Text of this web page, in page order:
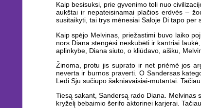
Kaip besisuksi, prie gyvenimo toli nuo
aukštai ir nepateisinamai plačios erdvės –
susitaikyti, tai trys mėnesiai Saloje Di tapo per
Kaip spėjo Melvinas, priežastimi buvo laiko
nors Diana stengėsi neskubėti ir kantriai
aplinkybe, Diana siuto, o kliūdavo, aišku,
Žinoma, protu jis suprato ir net priėmė jos
neverta ir burnos praverti. O Sandersas
Ledi Sju sučiupo šakniavaisiai-mutantai.
Tiesą sakant, Sandersą rado Diana. Melvinas
kryželį bebaimio šerifo aktorinei karjerai.